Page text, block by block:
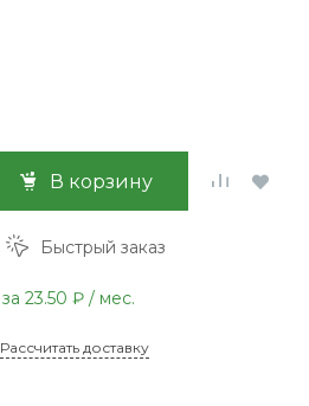
В корзину
Быстрый заказ
за 23.50 ₽ / мес.
Рассчитать доставку